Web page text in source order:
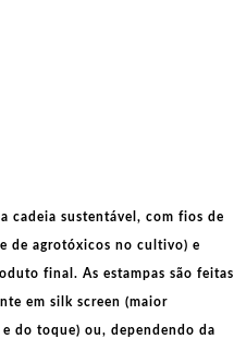
cadeia sustentável, com fios de
de agrotóxicos no cultivo) e
final. As estampas são feitas
em silk screen (maior
do toque) ou, dependendo da